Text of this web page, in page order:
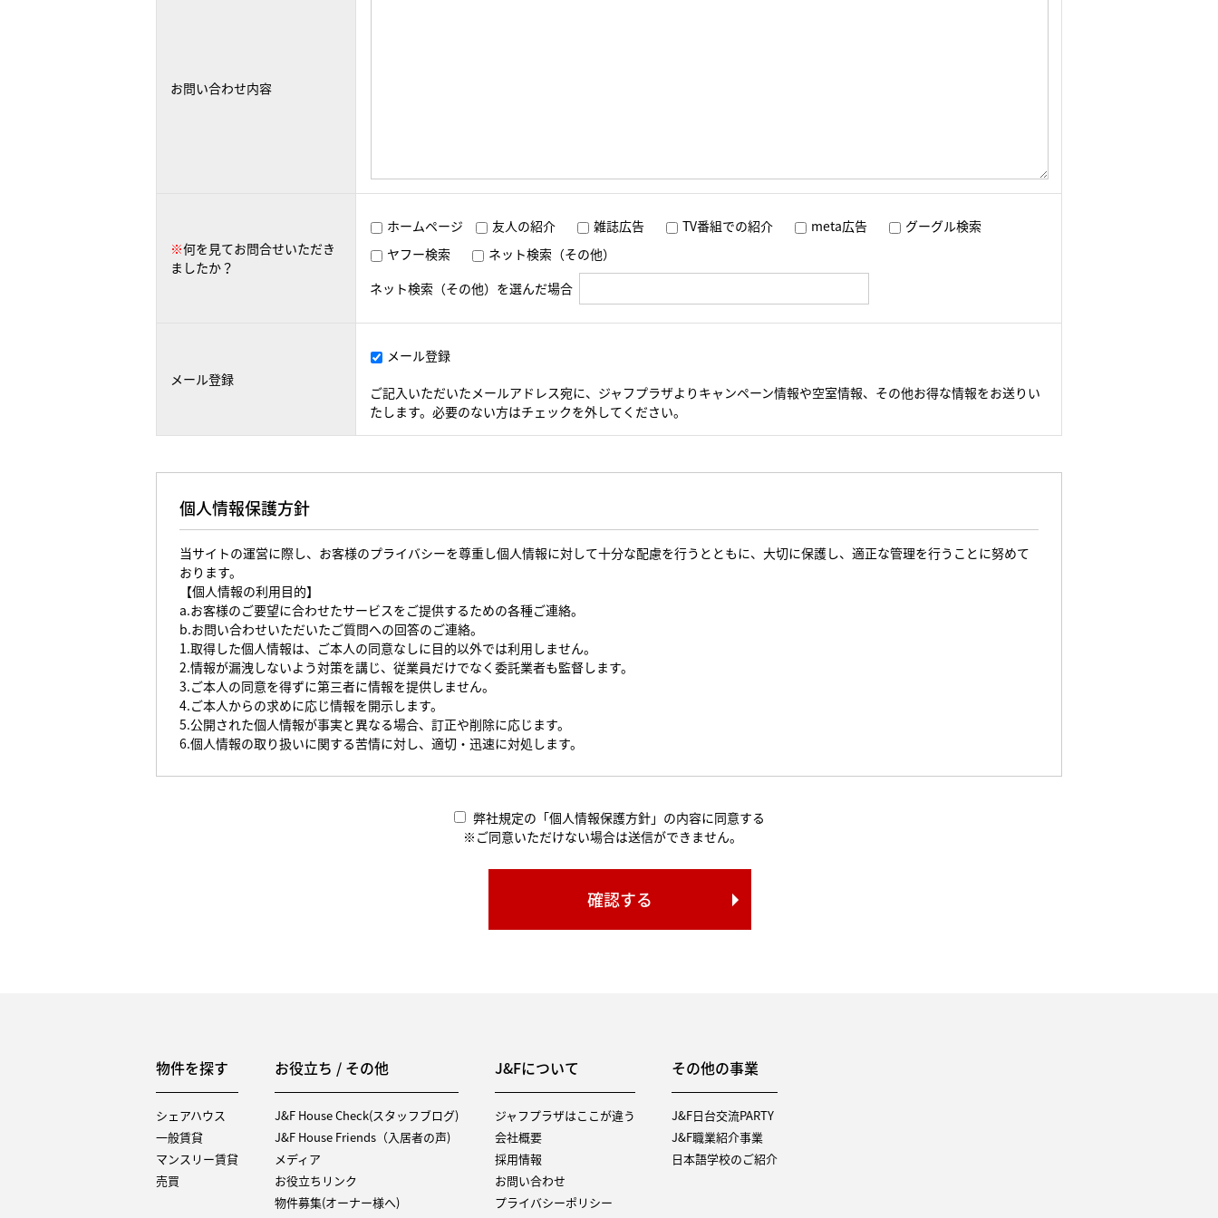
お問い合わせ内容
※何を見てお問合せいただき
ましたか？
ホームページ 友人の紹介 雑誌広告 TV番組での紹介 meta広告
グーグル検索
ヤフー検索
ネット検索（その他）
ネット検索（その他）を選んだ場合
メール登録
メール登録
ご記入いただいたメールアドレス宛に、ジャフプラザよりキャンペーン情報や空室情報、その他お得な情報をお送りい
たします。必要のない方はチェックを外してください。
個人情報保護方針
当サイトの運営に際し、お客様のプライバシーを尊重し個人情報に対して十分な配慮を行うとともに、大切に保護し、適正な管理を行うことに努めて
おります。
【個人情報の利用目的】
a.お客様のご要望に合わせたサービスをご提供するための各種ご連絡。
b.お問い合わせいただいたご質問への回答のご連絡。
1.取得した個人情報は、ご本人の同意なしに目的以外では利用しません。
2.情報が漏洩しないよう対策を講じ、従業員だけでなく委託業者も監督します。
3.ご本人の同意を得ずに第三者に情報を提供しません。
4.ご本人からの求めに応じ情報を開示します。
5.公開された個人情報が事実と異なる場合、訂正や削除に応じます。
6.個人情報の取り扱いに関する苦情に対し、適切・迅速に対処します。
弊社規定の「個人情報保護方針」の内容に同意する
※ご同意いただけない場合は送信ができません。
物件を探す
シェアハウス
一般賃貸
マンスリー賃貸
売買
お役立ち / その他
J&F House Check(スタッフブログ)
J&F House Friends（入居者の声)
メディア
お役立ちリンク
物件募集(オーナー様へ)
J&Fについて
ジャフプラザはここが違う
会社概要
採用情報
お問い合わせ
プライバシーポリシー
その他の事業
J&F日台交流PARTY
J&F職業紹介事業
日本語学校のご紹介